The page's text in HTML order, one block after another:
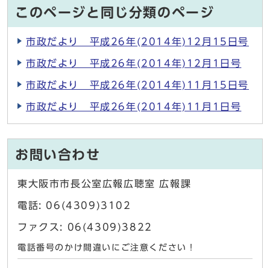
このページと同じ分類のページ
市政だより 平成26年(2014年)12月15日号
市政だより 平成26年(2014年)12月1日号
市政だより 平成26年(2014年)11月15日号
市政だより 平成26年(2014年)11月1日号
お問い合わせ
東大阪市市長公室広報広聴室 広報課
電話: 06(4309)3102
ファクス: 06(4309)3822
電話番号のかけ間違いにご注意ください！